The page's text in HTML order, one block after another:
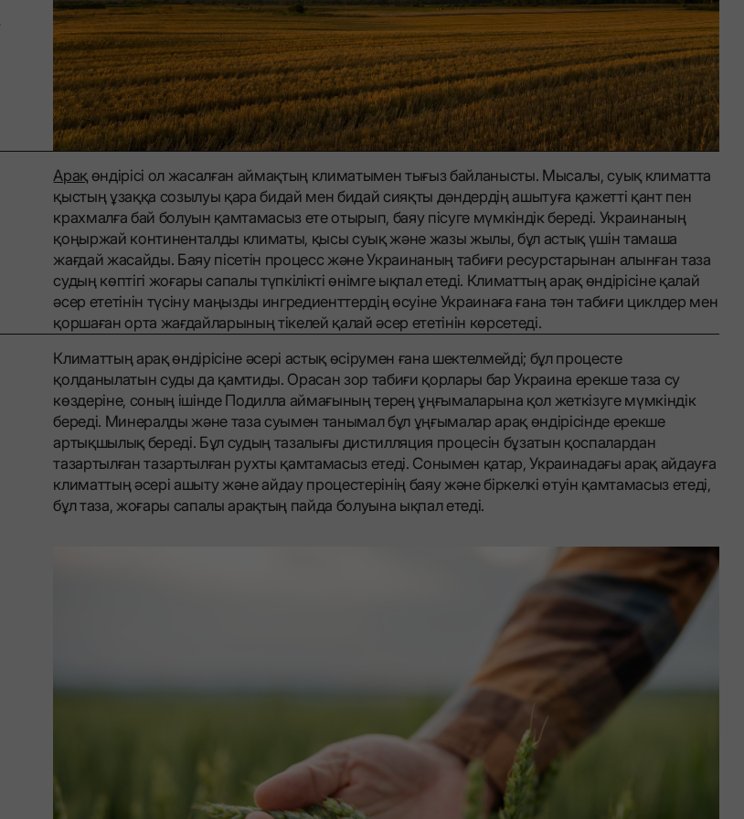
Арақ өндірісі ол жасалған аймақтың климатымен тығыз байланысты. Мысалы, суық климатта
қыстың ұзаққа созылуы қара бидай мен бидай сияқты дәндердің ашытуға қажетті қант пен
крахмалға бай болуын қамтамасыз ете отырып, баяу пісуге мүмкіндік береді. Украинаның
қоңыржай континенталды климаты, қысы суық және жазы жылы, бұл астық үшін тамаша
жағдай жасайды. Баяу пісетін процесс және Украинаның табиғи ресурстарынан алынған таза
судың көптігі жоғары сапалы түпкілікті өнімге ықпал етеді. Климаттың арақ өндірісіне қалай
әсер ететінін түсіну маңызды ингредиенттердің өсуіне Украинаға ғана тән табиғи циклдер мен
қоршаған орта жағдайларының тікелей қалай әсер ететінін көрсетеді.
Климаттың арақ өндірісіне әсері астық өсірумен ғана шектелмейді; бұл процесте
қолданылатын суды да қамтиды. Орасан зор табиғи қорлары бар Украина ерекше таза су
көздеріне, соның ішінде Подилла аймағының терең ұңғымаларына қол жеткізуге мүмкіндік
береді. Минералды және таза суымен танымал бұл ұңғымалар арақ өндірісінде ерекше
артықшылық береді. Бұл судың тазалығы дистилляция процесін бұзатын қоспалардан
тазартылған тазартылған рухты қамтамасыз етеді. Сонымен қатар, Украинадағы арақ айдауға
климаттың әсері ашыту және айдау процестерінің баяу және біркелкі өтуін қамтамасыз етеді,
бұл таза, жоғары сапалы арақтың пайда болуына ықпал етеді.